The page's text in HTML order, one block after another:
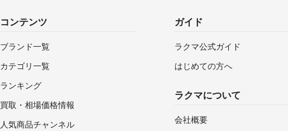
コンテンツ
ブランド一覧
カテゴリ一覧
ランキング
買取・相場価格情報
人気商品チャンネル
ガイド
ラクマ公式ガイド
はじめての方へ
ラクマについて
会社概要